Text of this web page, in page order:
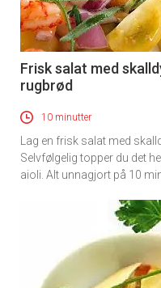
Få
Vi tilbyr flere
Frisk salat med
rugbrød
10 minutter
Lag en frisk salat med
Selvfølgelig topper du det
aioli. Alt unnagjort på 10